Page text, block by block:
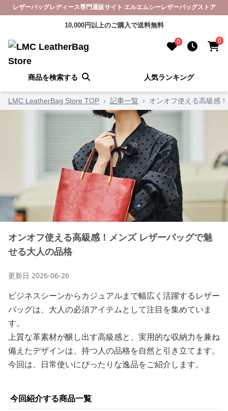
レザーバッグレディース専門通販サイト エルエムシーレザーバッグストア
10,000円以上のご購入で送料無料
0 0
商品を検索する 人気ランキング
LMC LeatherBag Store TOP › 記事一覧 › オンオフ使える高級感
オンオフ使える高級感！メンズ レザーバッグで魅
せる大人の品格
更新日 2026-06-26
ビジネスシーンからカジュアルまで幅広く活躍するレザー
バッグは、大人の必須アイテムとして注目を集めていま
す。
上質な革素材が醸し出す高級感と、実用的な収納力を兼ね
備えたデザインは、持つ人の品格を自然と引き立てます。
今回は、日常使いにぴったりな逸品をご紹介します。
今回紹介する商品一覧